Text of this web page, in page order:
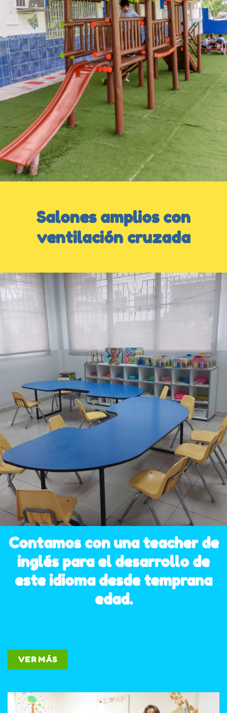
Salones amplios con
ventilación cruzada
Contamos con una teacher de
inglés para el desarrollo de
este idioma desde temprana
edad.
VER MÁS